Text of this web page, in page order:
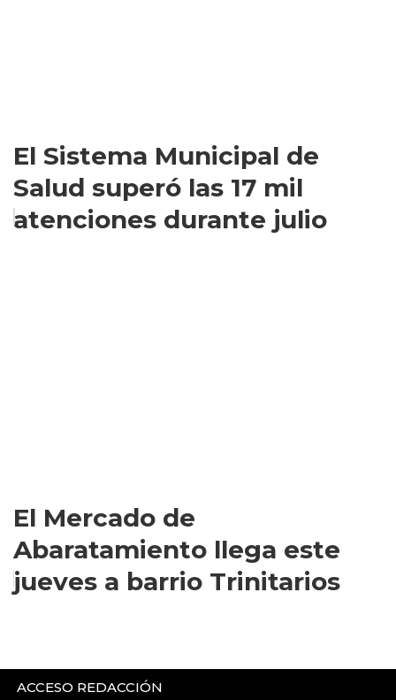
El Sistema Municipal de
Salud superó las 17 mil
atenciones durante julio
El Mercado de
Abaratamiento llega este
jueves a barrio Trinitarios
ACCESO REDACCIÓN